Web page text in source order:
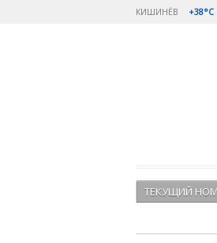
КИШИНЁВ +38°C
ТЕКУЩИЙ